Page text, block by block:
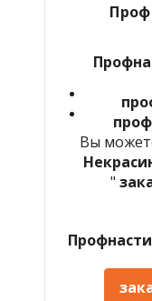
Вы
"